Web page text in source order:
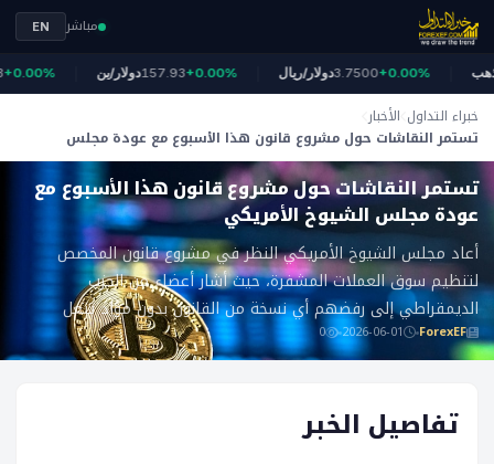
مباشر EN
دولار/ين157.93+0.00% دولار/ريال3.7500+0.00% الذهب
خبراء التداول الأخبار
تستمر النقاشات حول مشروع قانون هذا الأسبوع مع عودة مجلس
الشيوخ الأمريكي
ForexEF
تستمر النقاشات حول مشروع قانون هذا الأسبوع مع
عودة مجلس الشيوخ الأمريكي
أعاد مجلس الشيوخ الأمريكي النظر في مشروع قانون المخصص
لتنظيم سوق العملات المشفرة، حيث أشار أعضاء من الحزب
الديمقراطي إلى رفضهم أي نسخة من القانون بدون مواد تتعل
ForexEF
2026-06-01
0
تفاصيل الخبر